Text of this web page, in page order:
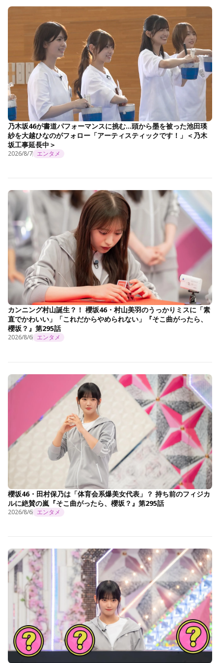
乃木坂46が書道パフォーマンスに挑む…頭から墨を被った池田瑛
紗を大越ひなのがフォロー「アーティスティックです！」＜乃木
坂工事延長中＞
2026/8/7 エンタメ
カンニング村山誕生？！ 櫻坂46・村山美羽のうっかりミスに「素
直でかわいい」「これだからやめられない」『そこ曲がったら、
櫻坂？』第295話
2026/8/6 エンタメ
櫻坂46・田村保乃は「体育会系爆美女代表」？ 持ち前のフィジカ
ルに絶賛の嵐『そこ曲がったら、櫻坂？』第295話
2026/8/6 エンタメ